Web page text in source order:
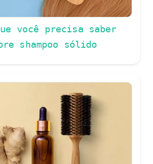
você precisa saber
shampoo sólido